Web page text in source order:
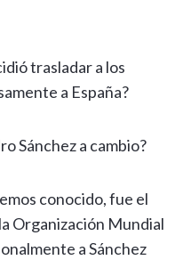
trasladar a los
a España?
Sánchez a cambio?
conocido, fue el
Organización Mundial
a Sánchez